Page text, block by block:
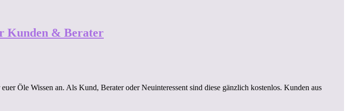
Kunden & Berater
Öle Wissen an. Als Kund, Berater oder Neuinteressent sind diese gänzlich kostenlos. Kunden aus